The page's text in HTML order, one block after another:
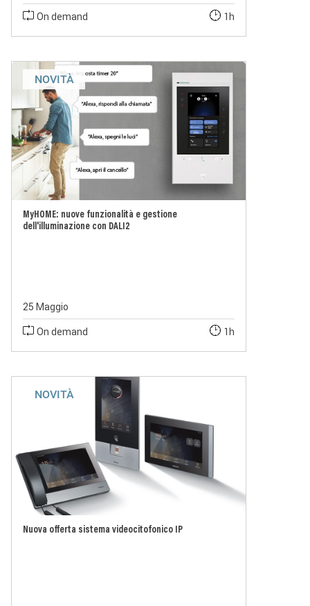
On demand
1h
NOVITÀ
MyHOME: nuove funzionalità e gestione
dell'illuminazione con DALI2
25 Maggio
On demand
1h
NOVITÀ
Nuova offerta sistema videocitofonico IP